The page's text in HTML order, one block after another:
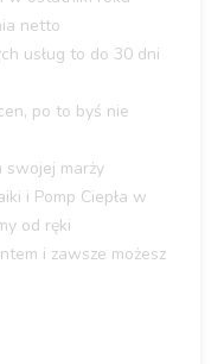
netto
usług to do 30 dni
po to byś nie
swojej marży
i Pomp Ciepła w
od ręki
i zawsze możesz